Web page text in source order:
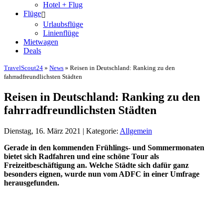
Hotel + Flug
Flüge
Urlaubsflüge
Linienflüge
Mietwagen
Deals
TravelScout24 » News » Reisen in Deutschland: Ranking zu den
fahrradfreundlichsten Städten
Reisen in Deutschland: Ranking zu den
fahrradfreundlichsten Städten
Dienstag, 16. März 2021 | Kategorie: Allgemein
Gerade in den kommenden Frühlings- und Sommermonaten
bietet sich Radfahren und eine schöne Tour als
Freizeitbeschäftigung an. Welche Städte sich dafür ganz
besonders eignen, wurde nun vom ADFC in einer Umfrage
herausgefunden.